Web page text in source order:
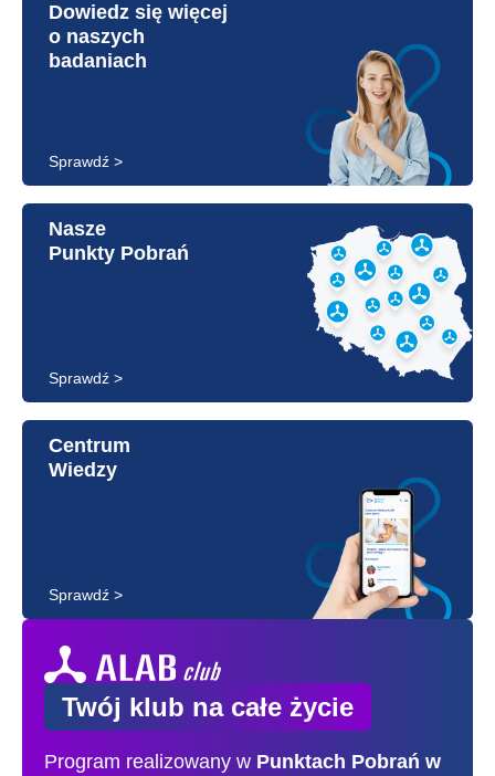
Dowiedz się więcej
o naszych
badaniach
Sprawdź >
Nasze
Punkty Pobrań
Sprawdź >
Centrum
Wiedzy
Sprawdź >
Twój klub na całe życie
Program realizowany w Punktach Pobrań w